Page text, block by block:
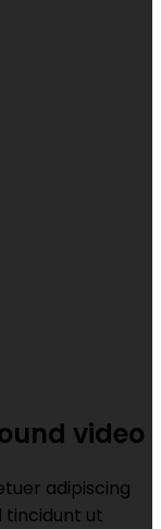
video
adipiscing
tincidunt ut